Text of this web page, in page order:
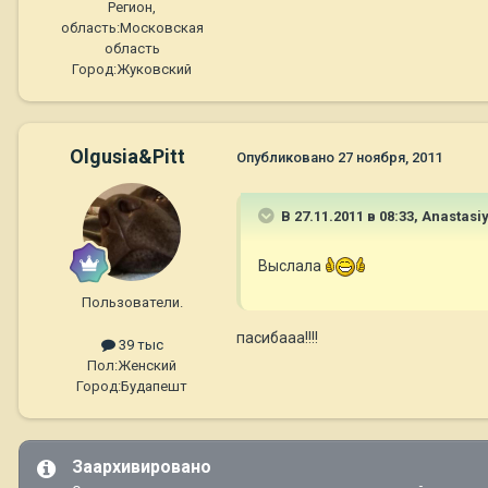
Регион,
область:Московская
область
Город:Жуковский
Olgusia&Pitt
Пользователи.
39 тыс
Пол:Женский
Город:Будапешт
Опубликовано 27 ноября, 2011
В 27.11.2011 в 08:33,
Выслала
пасибааа!!!!
Заархивировано